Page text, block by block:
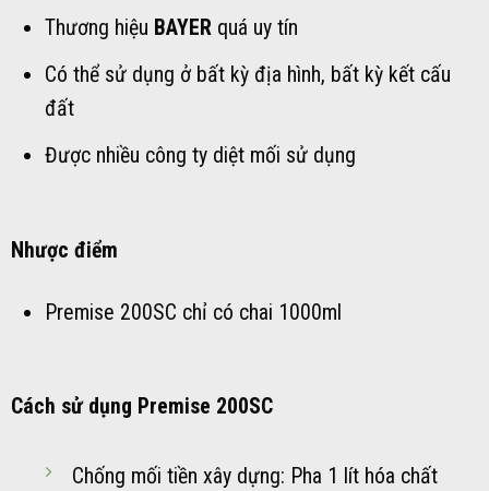
Thương hiệu BAYER quá uy tín
Có thể sử dụng ở bất kỳ địa hình, bất kỳ kết cấu
đất
Được nhiều công ty diệt mối sử dụng
Nhược điểm
Premise 200SC chỉ có chai 1000ml
Cách sử dụng Premise 200SC
Chống mối tiền xây dựng: Pha 1 lít hóa chất